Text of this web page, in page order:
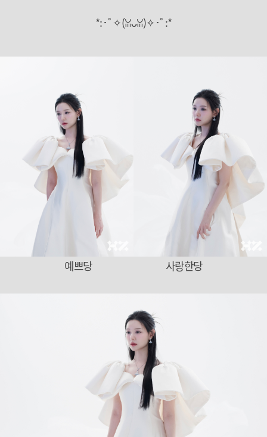
*:･ﾟ✧(ꈍᴗꈍ)✧･ﾟ:*
예쁘당 사랑한당